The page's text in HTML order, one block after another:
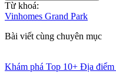
Từ khoá:
Vinhomes Grand Park
Bài viết cùng chuyên mục
Khám phá Top 10+ Địa